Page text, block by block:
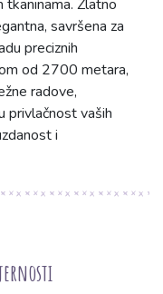
tkaninama. Zlatno
savršena za
preciznih
od 2700 metara,
radove,
privlačnost vaših
i